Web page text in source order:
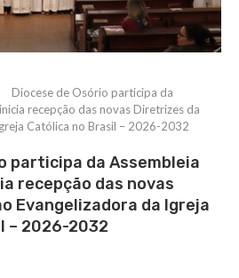
Diocese de Osório participa da
recepção das novas Diretrizes da
Católica no Brasil – 2026-2032
participa da Assembleia
recepção das novas
Evangelizadora da Igreja
– 2026-2032